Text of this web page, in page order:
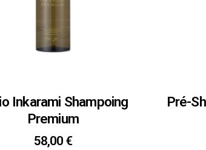
Inkarami Shampoing
Premium
58,00 €
Pré-